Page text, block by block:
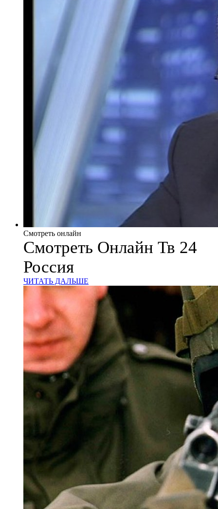
Смотреть онлайн
Смотреть Онлайн Тв 24
Россия
ЧИТАТЬ ДАЛЬШЕ